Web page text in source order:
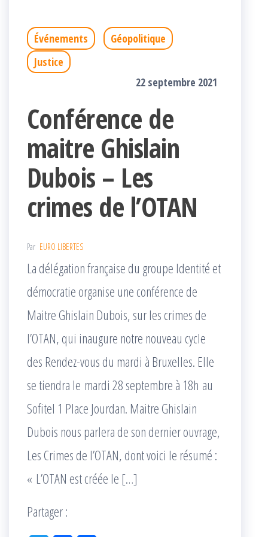
Événements
Géopolitique
Justice
22 septembre 2021
Conférence de
maitre Ghislain
Dubois – Les
crimes de l’OTAN
Par EURO LIBERTES
La délégation française du groupe Identité et
démocratie organise une conférence de
Maitre Ghislain Dubois, sur les crimes de
l’OTAN, qui inaugure notre nouveau cycle
des Rendez-vous du mardi à Bruxelles. Elle
se tiendra le mardi 28 septembre à 18h au
Sofitel 1 Place Jourdan. Maitre Ghislain
Dubois nous parlera de son dernier ouvrage,
Les Crimes de l’OTAN, dont voici le résumé :
« L’OTAN est créée le […]
Partager :